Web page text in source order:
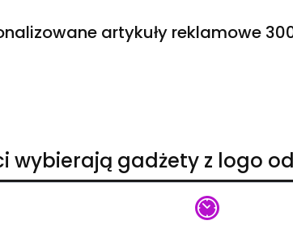
artykuły reklamowe
wybierają gadżety z logo